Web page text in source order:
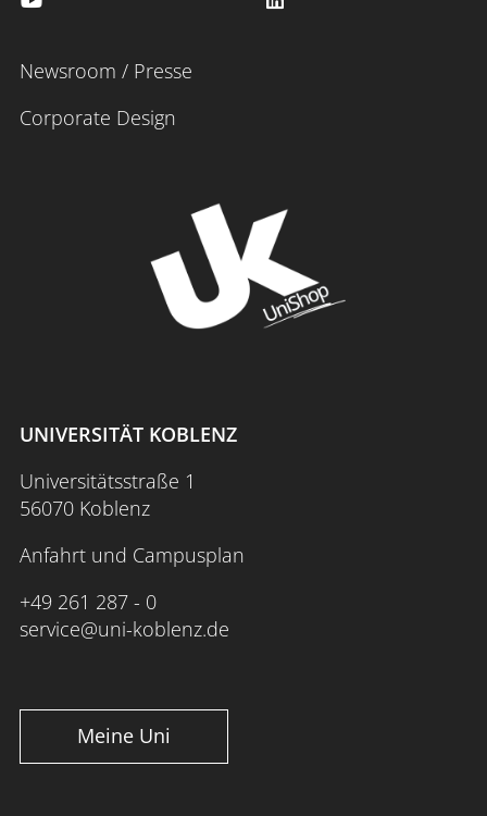
Newsroom / Presse
Corporate Design
UNIVERSITÄT KOBLENZ
Universitätsstraße 1
56070 Koblenz
Anfahrt und Campusplan
+49 261 287 - 0
service@uni-koblenz.de
Meine Uni